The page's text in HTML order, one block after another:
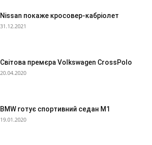
Nissan покаже кросовер-кабріолет
31.12.2021
Світова премєра Volkswagen CrossPolo
20.04.2020
BMW готує спортивний седан M1
19.01.2020